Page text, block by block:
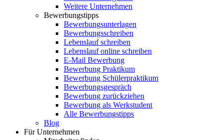
Weitere Unternehmen
Bewerbungstipps
Bewerbungsunterlagen
Bewerbungsschreiben
Lebenslauf schreiben
Lebenslauf online schreiben
E-Mail Bewerbung
Bewerbung Praktikum
Bewerbung Schülerpraktikum
Bewerbungsgespräch
Bewerbung zurückziehen
Bewerbung als Werkstudent
Alle Bewerbungstipps
Blog
Für Unternehmen